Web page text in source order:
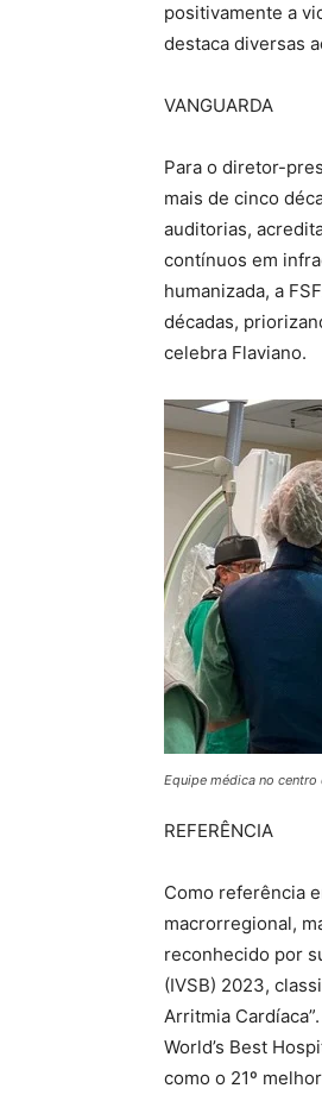
positivamente a
destaca diversas
VANGUARDA
Para o diretor-
mais de cinco
auditorias,
contínuos em
humanizada, a
décadas,
celebra Flaviano.
Equipe médica no
REFERÊNCIA
Como referência
macrorregional,
reconhecido por
(IVSB) 2023,
Arritmia
World’s Best
como o 21º